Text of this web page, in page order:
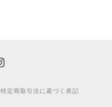
特定商取引法に基づく表記